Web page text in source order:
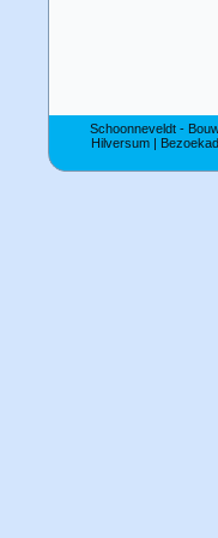
Schoonneveldt -
Hilversum |